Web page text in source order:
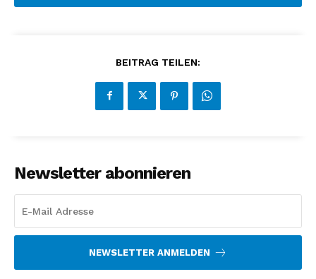
BEITRAG TEILEN:
Newsletter abonnieren
NEWSLETTER ANMELDEN